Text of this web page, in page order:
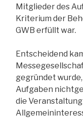
Mitglieder des
Kriterium der
GWB erfüllt war.
Entscheidend
gegründet
Aufgaben
die